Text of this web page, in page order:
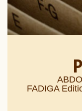
FADIGA